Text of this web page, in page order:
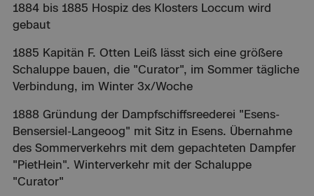
1884 bis 1885 Hospiz des Klosters Loccum wird
gebaut
1885 Kapitän F. Otten Leiß lässt sich eine größere
Schaluppe bauen, die "Curator", im Sommer tägliche
Verbindung, im Winter 3x/Woche
1888 Gründung der Dampfschiffsreederei "Esens-
Bensersiel-Langeoog" mit Sitz in Esens. Übernahme
des Sommerverkehrs mit dem gepachteten Dampfer
"PietHein". Winterverkehr mit der Schaluppe
"Curator"